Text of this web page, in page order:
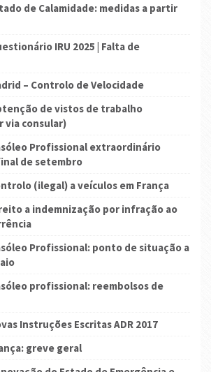
de Calamidade: medidas a partir
IRU 2025 | Falta de
– Controlo de Velocidade
de vistos de trabalho
via consular)
Profissional extraordinário
de setembro
(ilegal) a veículos em França
a indemnização por infração ao
Profissional: ponto de situação a
profissional: reembolsos de
Instruções Escritas ADR 2017
greve geral